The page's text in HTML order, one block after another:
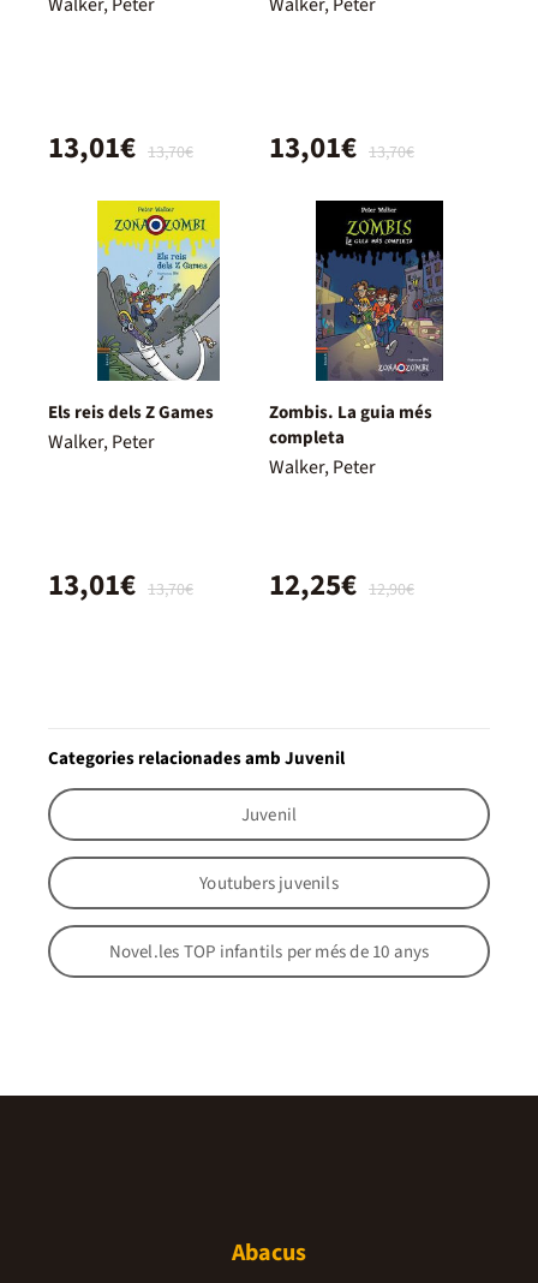
13,70€
13,01€ 13,70€
13,01€
Els reis dels Z Games
Walker, Peter
13,70€
13,01€
Zombis. La guia més
completa
Walker, Peter
12,90€
12,25€
Categories relacionades amb Juvenil
Juvenil
Youtubers juvenils
Novel.les TOP infantils per més de 10 anys
Abacus